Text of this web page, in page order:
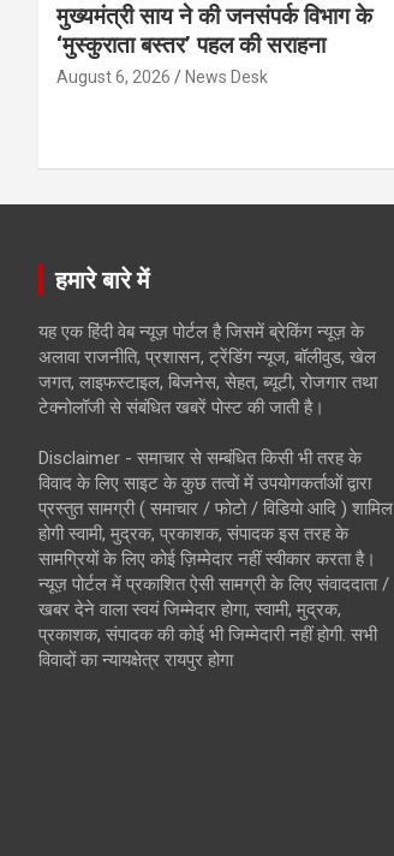
मुख्यमंत्री साय ने की जनसंपर्क विभाग के
‘मुस्कुराता बस्तर’ पहल की सराहना
August 6, 2026 News Desk
हमारे बारे में
यह एक हिंदी वेब न्यूज़ पोर्टल है जिसमें ब्रेकिंग न्यूज़ के
अलावा राजनीति, प्रशासन, ट्रेंडिंग न्यूज, बॉलीवुड, खेल
जगत, लाइफस्टाइल, बिजनेस, सेहत, ब्यूटी, रोजगार तथा
टेक्नोलॉजी से संबंधित खबरें पोस्ट की जाती है।
Disclaimer - समाचार से सम्बंधित किसी भी तरह के
विवाद के लिए साइट के कुछ तत्वों में उपयोगकर्ताओं द्वारा
प्रस्तुत सामग्री ( समाचार / फोटो / विडियो आदि ) शामिल
होगी स्वामी, मुद्रक, प्रकाशक, संपादक इस तरह के
सामग्रियों के लिए कोई ज़िम्मेदार नहीं स्वीकार करता है।
न्यूज़ पोर्टल में प्रकाशित ऐसी सामग्री के लिए संवाददाता /
खबर देने वाला स्वयं जिम्मेदार होगा, स्वामी, मुद्रक,
प्रकाशक, संपादक की कोई भी जिम्मेदारी नहीं होगी. सभी
विवादों का न्यायक्षेत्र रायपुर होगा